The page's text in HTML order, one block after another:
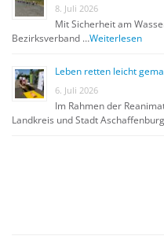
8. Juli 2026
Mit Sicherheit am
Bezirksverband …Weiterlesen
Leben retten leicht
6. Juli 2026
Im Rahmen der
Landkreis und Stadt